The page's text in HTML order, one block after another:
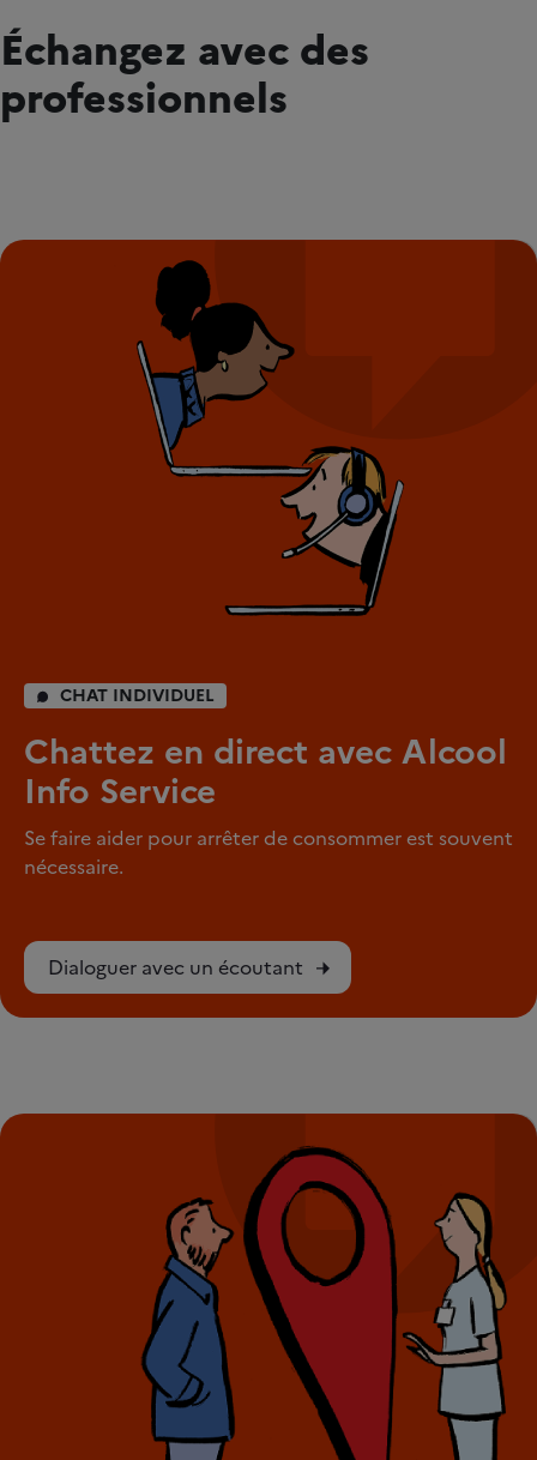
Échangez avec des
professionnels
CHAT INDIVIDUEL
Chattez en direct avec Alcool
Info Service
Se faire aider pour arrêter de consommer est souvent
nécessaire.
Dialoguer avec un écoutant